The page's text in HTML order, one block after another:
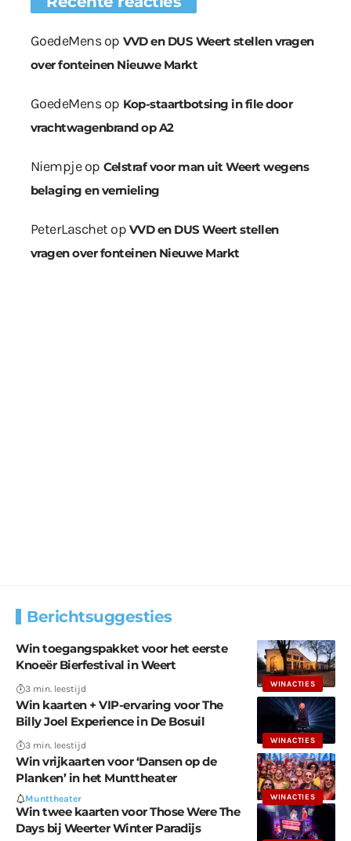
GoedeMensop VVD en DUS Weert stellen vragen
over fonteinen Nieuwe Markt
GoedeMensop Kop-staartbotsing in file door
vrachtwagenbrand op A2
Niempjeop Celstraf voor man uit Weert wegens
belaging en vernieling
PeterLaschetop VVD en DUS Weert stellen
vragen over fonteinen Nieuwe Markt
Berichtsuggesties
WINACTIES
Win toegangspakket voor het eerste
Knoeër Bierfestival in Weert
3 min. leestijd
WINACTIES
Win kaarten + VIP-ervaring voor The
Billy Joel Experience in De Bosuil
3 min. leestijd
WINACTIES
Win vrijkaarten voor ‘Dansen op de
Planken’ in het Munttheater
Munttheater
Win twee kaarten voor Those Were The
Days bij Weerter Winter Paradijs